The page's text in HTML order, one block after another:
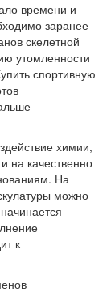
времени и
заранее
скелетной
утомленности
спортивную
химии,
на качественно
На
можно
к